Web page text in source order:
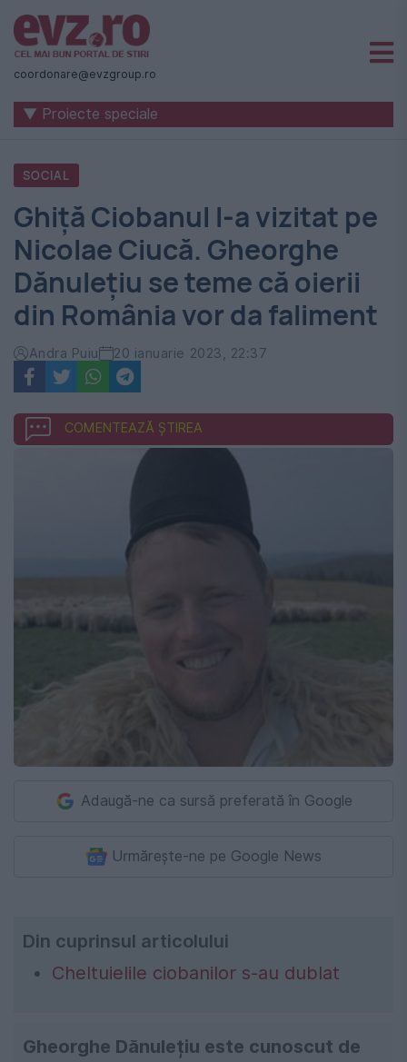
Știri
naționale
internaționale
România
-
Evenimentul
Zilei
coordonare@evzgroup.ro
▼ Proiecte speciale
SOCIAL
Ghiță Ciobanul l-a vizitat pe
Nicolae Ciucă. Gheorghe
Dănulețiu se teme că oierii
din România vor da faliment
Andra Puiu 20 ianuarie 2023, 22:37
COMENTEAZĂ ȘTIREA
Adaugă-ne ca sursă preferată în Google
Urmărește-ne pe Google News
Din cuprinsul articolului
Cheltuielile ciobanilor s-au dublat
Gheorghe Dănulețiu este cunoscut de